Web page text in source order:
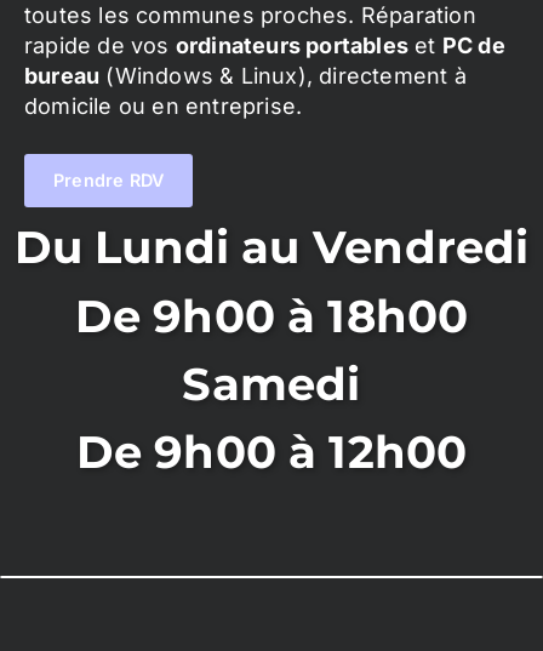
toutes les communes proches. Réparation
rapide de vos ordinateurs portables et PC de
bureau (Windows & Linux), directement à
domicile ou en entreprise.
Prendre RDV
Du Lundi au Vendredi
De 9h00 à 18h00
Samedi
De 9h00 à 12h00